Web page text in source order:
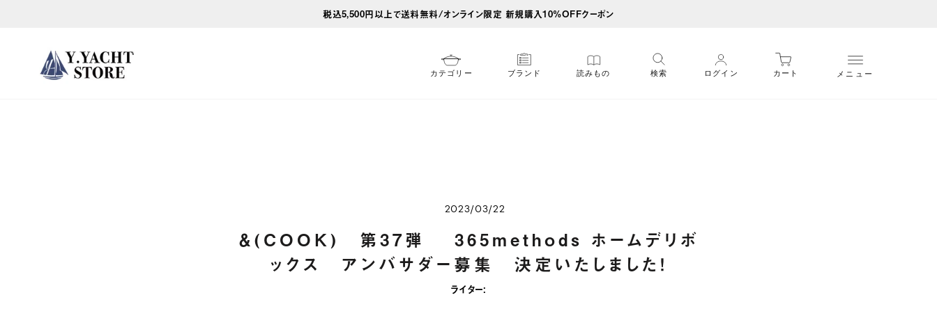
税込5,500円以上で送料無料/オンライン限定 新規購入10%OFFクーポン
カテゴリー ブランド 読みもの 検索 ログイン カート メニュー
2023/03/22
＆(COOK) 第37弾 365methods ホームデリボ
ックス アンバサダー募集 決定いたしました！
ライター: